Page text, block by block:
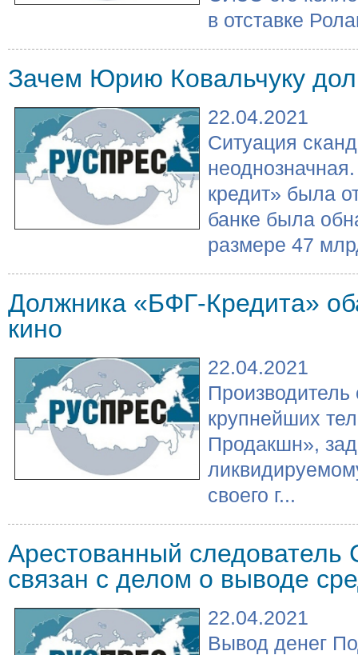
в отставке
Зачем Юрию Ковальчуку
22.04.2021
Ситуация
кредит» была
банке была
размере 47
Должника «БФГ-Кредита»
кино
22.04.2021
крупнейших
Продакшн»,
своего г...
Арестованный следователь
связан с делом о выводе
22.04.2021
Вывод денег